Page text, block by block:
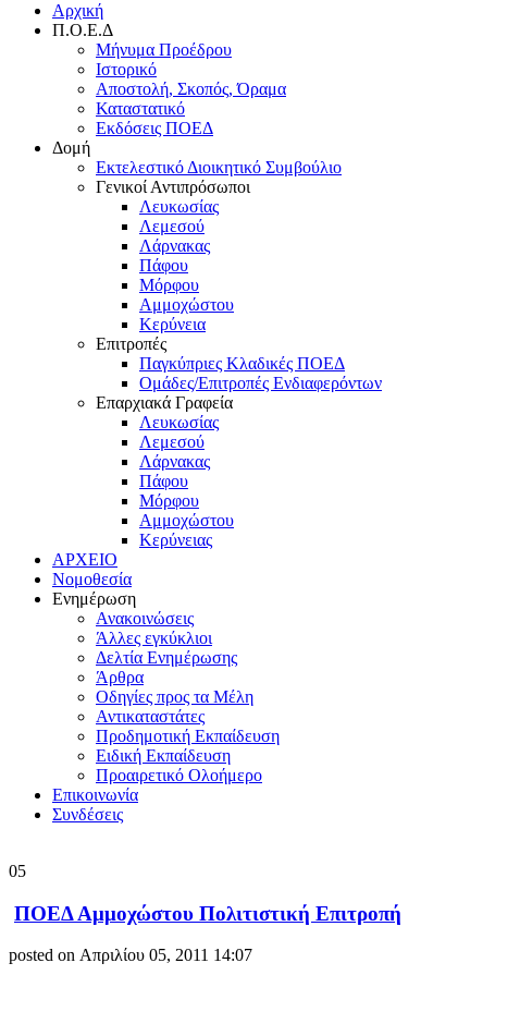
Αρχική
Π.Ο.Ε.Δ
Μήνυμα Προέδρου
Ιστορικό
Αποστολή, Σκοπός, Όραμα
Καταστατικό
Εκδόσεις ΠΟΕΔ
Δομή
Εκτελεστικό Διοικητικό Συμβούλιο
Γενικοί Αντιπρόσωποι
Λευκωσίας
Λεμεσού
Λάρνακας
Πάφου
Μόρφου
Αμμοχώστου
Κερύνεια
Επιτροπές
Παγκύπριες Κλαδικές ΠΟΕΔ
Ομάδες/Επιτροπές Ενδιαφερόντων
Επαρχιακά Γραφεία
Λευκωσίας
Λεμεσού
Λάρνακας
Πάφου
Μόρφου
Αμμοχώστου
Κερύνειας
ΑΡΧΕΙΟ
Νομοθεσία
Ενημέρωση
Ανακοινώσεις
Άλλες εγκύκλιοι
Δελτία Ενημέρωσης
Άρθρα
Οδηγίες προς τα Μέλη
Αντικαταστάτες
Προδημοτική Εκπαίδευση
Ειδική Εκπαίδευση
Προαιρετικό Ολοήμερο
Επικοινωνία
Συνδέσεις
05
ΠΟΕΔ Αμμοχώστου Πολιτιστική Επιτροπή
posted on Απριλίου 05, 2011 14:07